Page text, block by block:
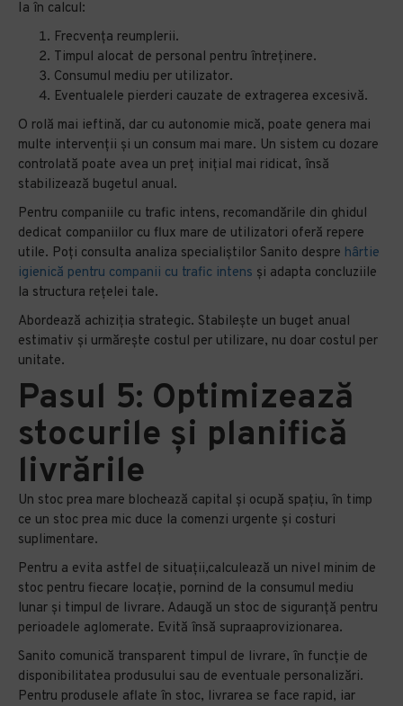
Ia în calcul:
Frecvența reumplerii.
Timpul alocat de personal pentru întreținere.
Consumul mediu per utilizator.
Eventualele pierderi cauzate de extragerea excesivă.
O rolă mai ieftină, dar cu autonomie mică, poate genera mai
multe intervenții și un consum mai mare. Un sistem cu dozare
controlată poate avea un preț inițial mai ridicat, însă
stabilizează bugetul anual.
Pentru companiile cu trafic intens, recomandările din ghidul
dedicat companiilor cu flux mare de utilizatori oferă repere
utile. Poți consulta analiza specialiștilor Sanito despre hârtie
igienică pentru companii cu trafic intens și adapta concluziile
la structura rețelei tale.
Abordează achiziția strategic. Stabilește un buget anual
estimativ și urmărește costul per utilizare, nu doar costul per
unitate.
Pasul 5: Optimizează
stocurile și planifică
livrările
Un stoc prea mare blochează capital și ocupă spațiu, în timp
ce un stoc prea mic duce la comenzi urgente și costuri
suplimentare.
Pentru a evita astfel de situații,calculează un nivel minim de
stoc pentru fiecare locație, pornind de la consumul mediu
lunar și timpul de livrare. Adaugă un stoc de siguranță pentru
perioadele aglomerate. Evită însă supraaprovizionarea.
Sanito comunică transparent timpul de livrare, în funcție de
disponibilitatea produsului sau de eventuale personalizări.
Pentru produsele aflate în stoc, livrarea se face rapid, iar